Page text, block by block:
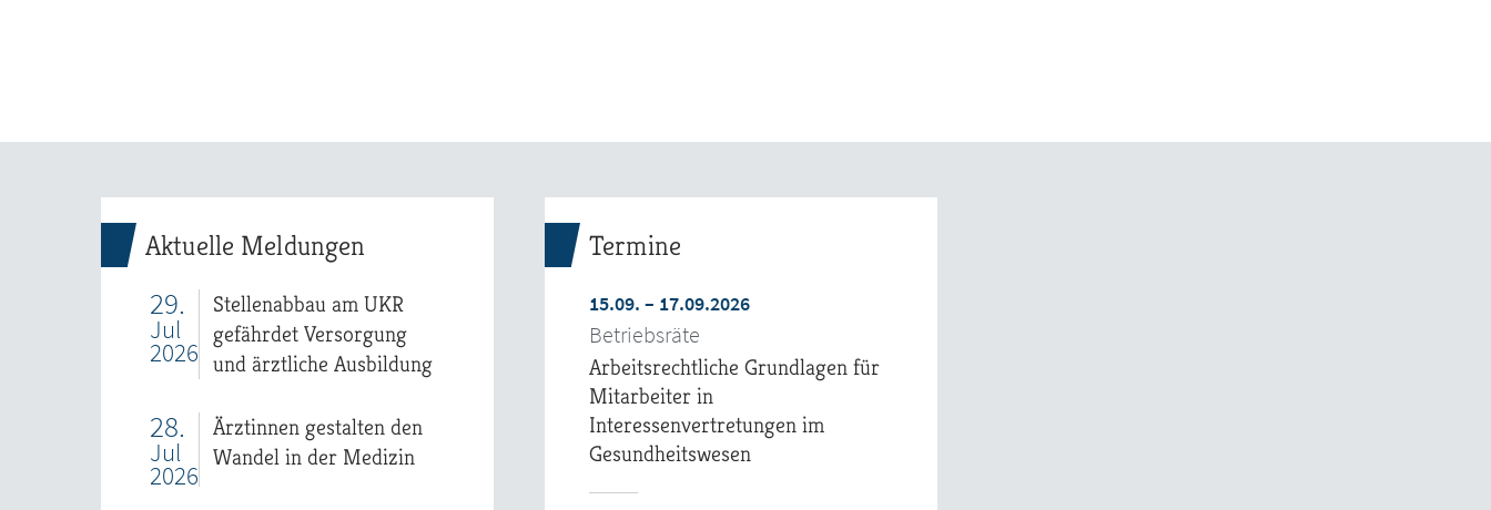
Aktuelle Meldungen
29.
Jul
2026
Stellenabbau am UKR
gefährdet Versorgung
und ärztliche Ausbildung
28.
Jul
2026
Ärztinnen gestalten den
Wandel in der Medizin
Termine
15.09. – 17.09.2026
Betriebsräte
Arbeitsrechtliche Grundlagen für
Mitarbeiter in
Interessenvertretungen im
Gesundheitswesen